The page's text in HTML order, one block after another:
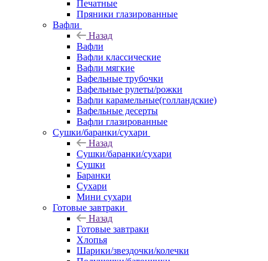
Печатные
Пряники глазированные
Вафли
Назад
Вафли
Вафли классические
Вафли мягкие
Вафельные трубочки
Вафельные рулеты/рожки
Вафли карамельные(голландские)
Вафельные десерты
Вафли глазированные
Сушки/баранки/сухари
Назад
Сушки/баранки/сухари
Сушки
Баранки
Сухари
Мини сухари
Готовые завтраки
Назад
Готовые завтраки
Хлопья
Шарики/звездочки/колечки